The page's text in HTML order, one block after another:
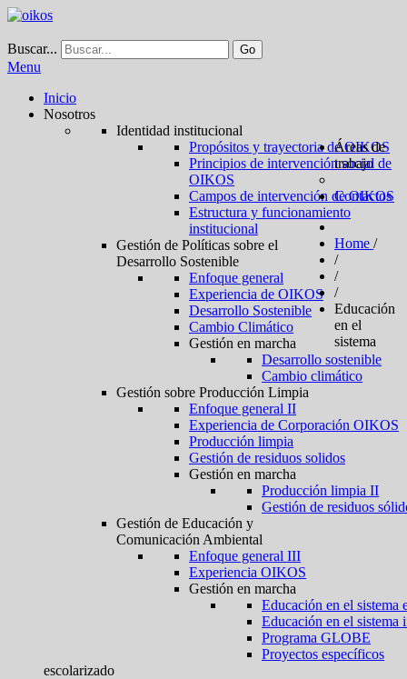
Buscar... Go
Menu
Inicio
Nosotros
Identidad institucional
Propósitos y trayectoria de OIKOS
Principios de intervención social de
OIKOS
Campos de intervención de OIKOS
Estructura y funcionamiento
institucional
Áreas de
trabajo
Gestión de Políticas sobre el
Desarrollo Sostenible
Enfoque general
Experiencia de OIKOS
Desarrollo Sostenible
Cambio Climático
Gestión en marcha
Desarrollo sostenible
Cambio climático
Gestión sobre Producción Limpia
Enfoque general II
Experiencia de Corporación OIKOS
Producción limpia
Gestión de residuos solidos
Gestión en marcha
Producción limpia II
Gestión de residuos
Gestión de Educación y
Comunicación Ambiental
Enfoque general III
Experiencia OIKOS
Gestión en marcha
Educación en el sistema
Educación en el sistema
Programa GLOBE
Proyectos específicos
Contactos
Home /
/
/
/
Educación
en el
sistema
escolarizado